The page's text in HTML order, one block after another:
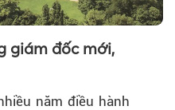
giám đốc mới,
năm điều hành